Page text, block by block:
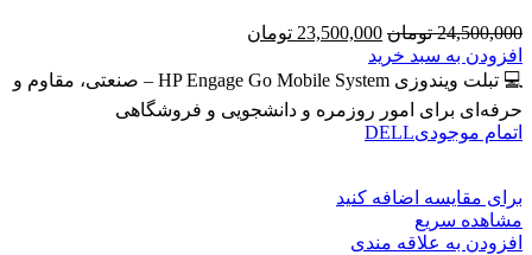
24,500,000 تومان قیمت
اصلی
24,500,000 تومان
23,500,000 تومان
23,500,000 تومان
افزودن به سبد خرید
💻 تبلت ویندوزی HP Engage Go Mobile System – صنعتی، مقاوم و
حرفه‌ای برای امور روزمره و دانشجویی و فروشگاهی
اتمام موجودیDELL
برای مقایسه اضافه کنید
مشاهده سریع
افزودن به علاقه مندی